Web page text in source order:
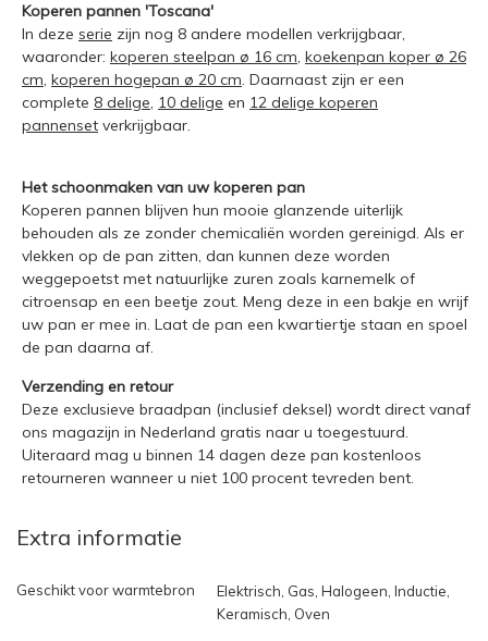
Koperen pannen 'Toscana'
In deze serie zijn nog 8 andere modellen verkrijgbaar,
waaronder: koperen steelpan ø 16 cm, koekenpan koper ø 26
cm, koperen hogepan ø 20 cm. Daarnaast zijn er een
complete 8 delige, 10 delige en 12 delige koperen
pannenset verkrijgbaar.
Het schoonmaken van uw koperen pan
Koperen pannen blijven hun mooie glanzende uiterlijk
behouden als ze zonder chemicaliën worden gereinigd. Als er
vlekken op de pan zitten, dan kunnen deze worden
weggepoetst met natuurlijke zuren zoals karnemelk of
citroensap en een beetje zout. Meng deze in een bakje en wrijf
uw pan er mee in. Laat de pan een kwartiertje staan en spoel
de pan daarna af.
Verzending en retour
Deze exclusieve braadpan (inclusief deksel) wordt direct vanaf
ons magazijn in Nederland gratis naar u toegestuurd.
Uiteraard mag u binnen 14 dagen deze pan kostenloos
retourneren wanneer u niet 100 procent tevreden bent.
Extra informatie
Geschikt voor warmtebron
Elektrisch, Gas, Halogeen, Inductie,
Keramisch, Oven